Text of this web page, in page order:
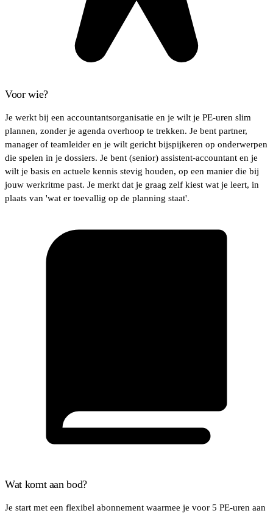
Voor wie?
Je werkt bij een accountantsorganisatie en je wilt je PE-uren slim
plannen, zonder je agenda overhoop te trekken. Je bent partner,
manager of teamleider en je wilt gericht bijspijkeren op onderwerpen
die spelen in je dossiers. Je bent (senior) assistent-accountant en je
wilt je basis en actuele kennis stevig houden, op een manier die bij
jouw werkritme past. Je merkt dat je graag zelf kiest wat je leert, in
plaats van 'wat er toevallig op de planning staat'.
Wat komt aan bod?
Je start met een flexibel abonnement waarmee je voor 5 PE-uren aan